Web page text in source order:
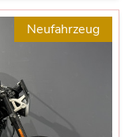
Neufahrzeug